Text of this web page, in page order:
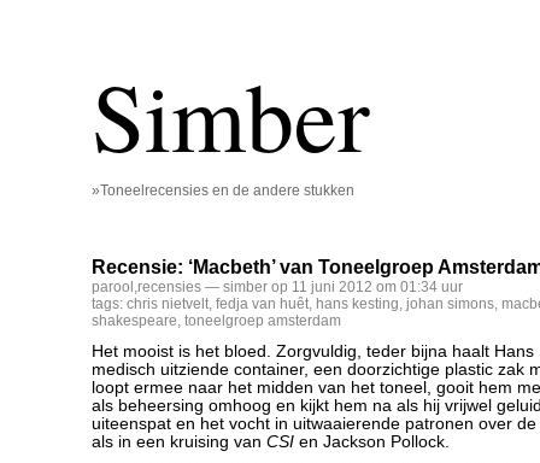
Simber
»Toneelrecensies en de andere stukken
Recensie: ‘Macbeth’ van Toneelgroep
parool ,recensies — simber op 11 juni 2012 om 01:34 uur
tags: chris nietvelt, fedja van huêt, hans kesting, johan simons,
shakespeare, toneelgroep amsterdam
Het mooist is het bloed. Zorgvuldig, teder bijna haalt
medisch uitziende container, een doorzichtige plastic zak
loopt ermee naar het midden van het toneel, gooit hem
als beheersing omhoog en kijkt hem na als hij vrijwel
uiteenspat en het vocht in uitwaaierende patronen over
als in een kruising van CSI en Jackson Pollock.